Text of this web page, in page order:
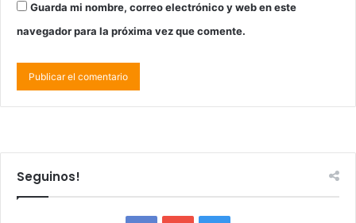
Guarda mi nombre, correo electrónico y web en este
navegador para la próxima vez que comente.
Seguinos!